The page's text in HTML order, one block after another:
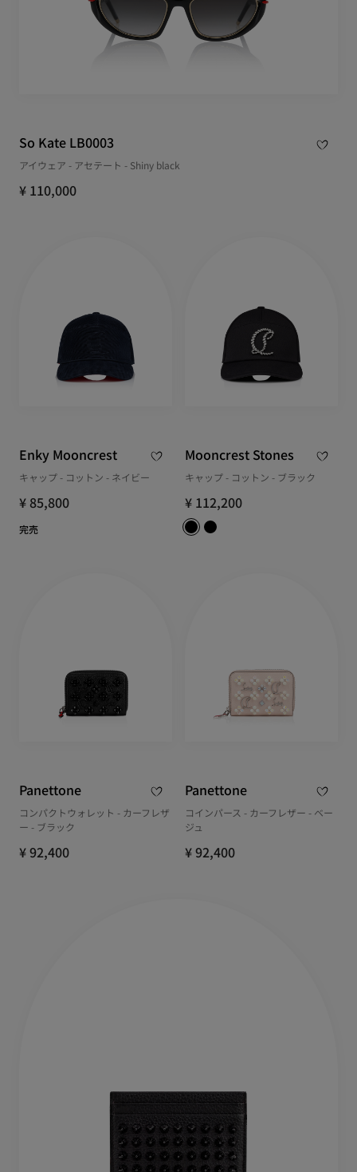
So Kate LB0003
アイウェア - アセテート - Shiny black
¥ 110,000
Enky Mooncrest
キャップ - コットン - ネイビー
¥ 85,800
完売
Mooncrest Stones
キャップ - コットン - ブラック
¥ 112,200
Panettone
コンパクトウォレット - カーフレザ
ー - ブラック
¥ 92,400
Panettone
コインパース - カーフレザー - ベー
ジュ
¥ 92,400